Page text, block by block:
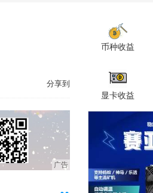
分享到
币种收益
显卡收益